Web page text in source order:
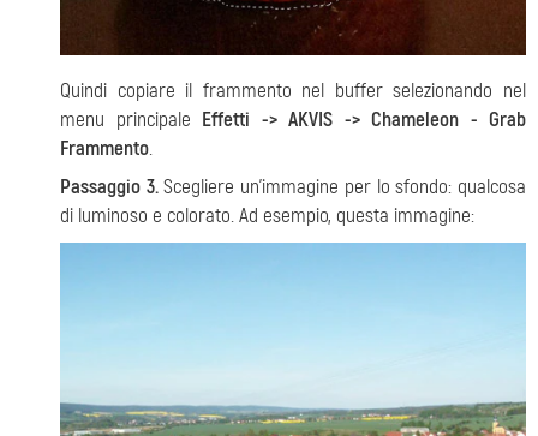
Quindi copiare il frammento nel buffer selezionando nel
menu principale Effetti -> AKVIS -> Chameleon - Grab
Frammento.
Passaggio 3.Scegliere un'immagine per lo sfondo: qualcosa
di luminoso e colorato. Ad esempio, questa immagine: